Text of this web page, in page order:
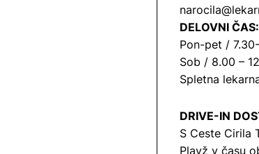
DELOVNI ČAS:
Pon-pet /
Sob / 8.00 –
Spletna
DRIVE-IN
S Ceste Cirila
Plavž v času